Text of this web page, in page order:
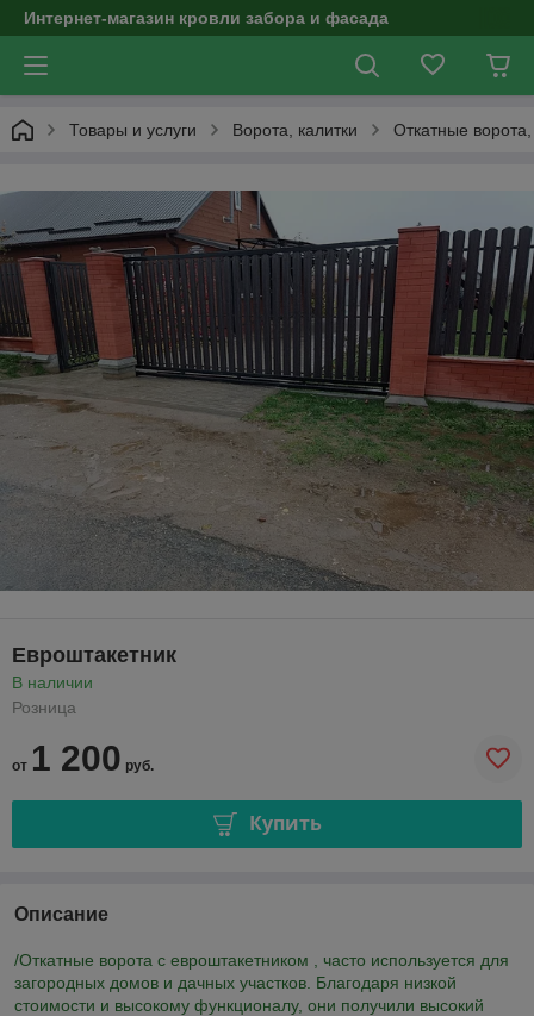
Интернет-магазин кровли забора и фасада
Товары и услуги Ворота, калитки Откатные
Евроштакетник
В наличии
Розница
от 1 200 руб.
Купить
Описание
/Откатные ворота с евроштакетником , часто используется для
загородных домов и дачных участков. Благодаря низкой
стоимости и высокому функционалу, они получили высокий